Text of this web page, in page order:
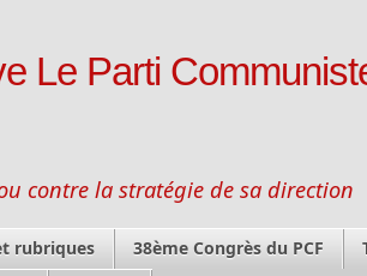
Le Parti
contre la stratégie de sa direction
rubriques 38ème Congrès du PCF